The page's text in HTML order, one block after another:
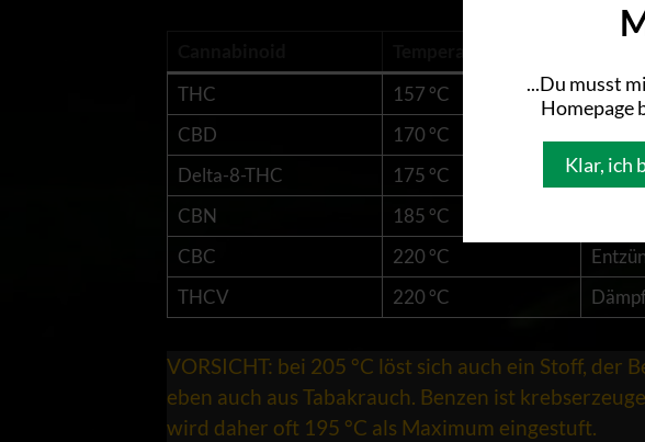
...Du musst
Homepage
Klar, ich
THC
157 °C
CBD
170 °C
Delta-8-THC
175 °C
CBN
185 °C
CBC
220 °C
THCV
220 °C
VORSICHT: bei 205 °C löst sich auch ein Stoff, der
eben auch aus Tabakrauch. Benzen ist
wird daher oft 195 °C als Maximum eingestuft.